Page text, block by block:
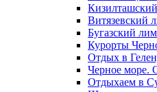
Витязевский
Бугазский
Курорты
Отдых в
Черное море.
Отдыхаем в